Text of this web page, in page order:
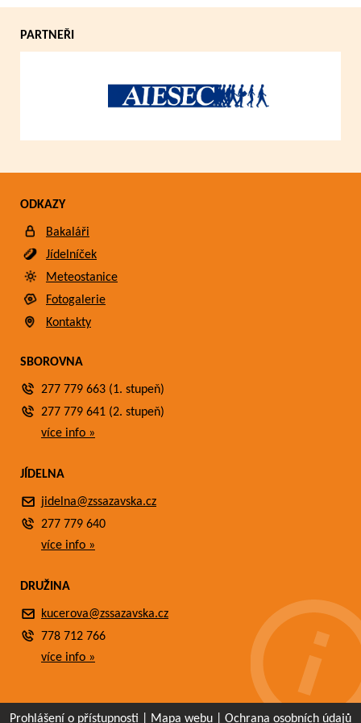
PARTNEŘI
ODKAZY
Bakaláři
Jídelníček
Meteostanice
Fotogalerie
Kontakty
SBOROVNA
277 779 663 (1. stupeň)
277 779 641 (2. stupeň)
více info »
JÍDELNA
jidelna@zssazavska.cz
277 779 640
více info »
DRUŽINA
kucerova@zssazavska.cz
778 712 766
více info »
Prohlášení o přístupnosti Mapa webu Ochrana osobních údajů